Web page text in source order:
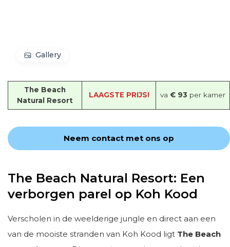
Gallery
The Beach
Natural Resort
LAAGSTE PRIJS! va € 93 per kamer
Neem contact met ons op
The Beach Natural Resort: Een
verborgen parel op Koh Kood
Verscholen in de weelderige jungle en direct aan een
van de mooiste stranden van Koh Kood ligt The Beach